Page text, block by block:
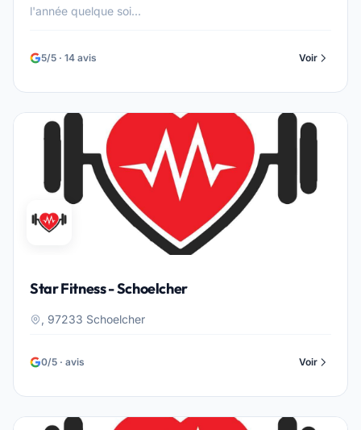
l'année quelque soi...
5/5 · 14 avis Voir
Star Fitness - Schoelcher
, 97233 Schoelcher
0/5 · avis Voir